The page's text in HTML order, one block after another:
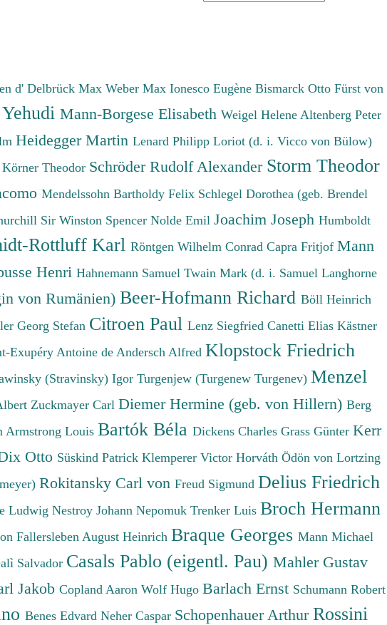
d'Delbrück MaxWeber MaxIonesco EugèneBismarck Otto Fürst von
Mann-Borgese Elisabeth Weigel Helene Altenberg Peter
Heidegger Martin Lenard Philipp Loriot (d. i. Vicco von Bülow)
Körner Theodor Schröder Rudolf Alexander Storm Theodor
Mendelssohn Bartholdy Felix Schlegel Dorothea (geb. Brendel
Sir Winston Spencer Nolde Emil Joachim Joseph Humboldt
Rottluff Karl Röntgen Wilhelm Conrad Capra Fritjof Mann
Henri Hahnemann Samuel Twain Mark (d. i. Samuel Langhorne
von Rumänien) Beer-Hofmann Richard Böll Heinrich
Georg Stefan Citroen Paul Lenz Siegfried Canetti Elias Kästner
Exupéry Antoine de Andersch Alfred Klopstock Friedrich
(Stravinsky) Igor Turgenjew (Turgenew Turgenev) Menzel
Zuckmayer Carl Diemer Hermine (geb. von Hillern) Berg
Armstrong Louis Bartók Béla Dickens Charles Grass Günter Kerr
Otto Süskind Patrick Klemperer Victor Horváth Ödön von Lortzing
Rokitansky Carl von Freud Sigmund Delius Friedrich
Ludwig Nestroy Johann Nepomuk Trenker Luis Broch Hermann
Fallersleben August Heinrich Braque Georges Mann Michael
Salvador Casals Pablo (eigentl. Pau) Mahler Gustav
Jakob Copland Aaron Wolf Hugo Barlach Ernst Schumann Robert
Benes Edvard Neher Caspar Schopenhauer Arthur Rossini